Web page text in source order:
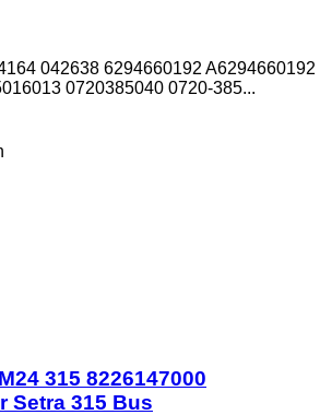
042638 6294660192 A6294660192
0720385040 0720-385...
315 8226147000
Setra 315 Bus